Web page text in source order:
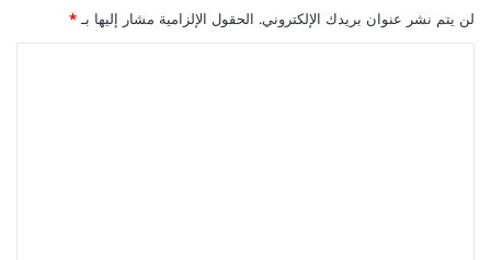
لن يتم نشر عنوان بريدك الإلكتروني. الحقول الإلزامية مشار إليها بـ*